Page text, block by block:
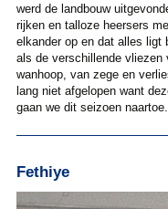
werd de landbouw
rijken en talloze heersers
elkander op en dat alles ligt
als de verschillende vliezen
wanhoop, van zege en
lang niet afgelopen want
gaan we dit seizoen naartoe.
Fethiye